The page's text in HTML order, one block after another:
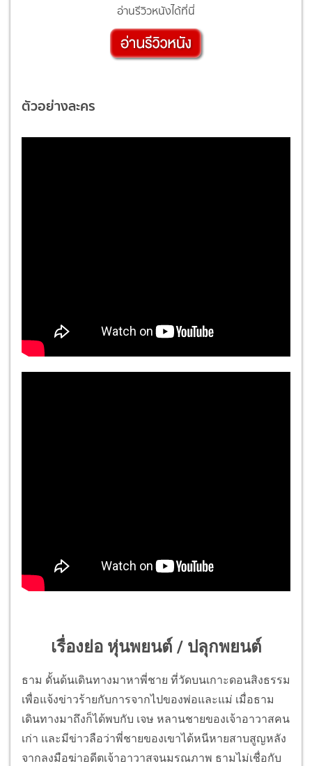
อ่านรีวิวหนังได้ที่นี่
ตัวอย่างละคร
เรื่องย่อ หุ่นพยนต์ / ปลุกพยนต์
ธาม ดั้นด้นเดินทางมาหาพี่ชาย ที่วัดบนเกาะดอนสิงธรรม
เพื่อแจ้งข่าวร้ายกับการจากไปของพ่อและแม่ เมื่อธาม
เดินทางมาถึงก็ได้พบกับ เจษ หลานชายของเจ้าอาวาสคน
เก่า และมีข่าวลือว่าพี่ชายของเขาได้หนีหายสาบสูญหลัง
จากลงมือฆ่าอดีตเจ้าอาวาสจนมรณภาพ ธามไม่เชื่อกับ